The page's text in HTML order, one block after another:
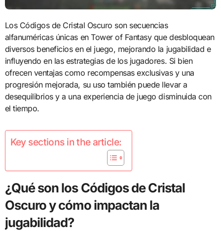
Los Códigos de Cristal Oscuro son secuencias
alfanuméricas únicas en Tower of Fantasy que desbloquean
diversos beneficios en el juego, mejorando la jugabilidad e
influyendo en las estrategias de los jugadores. Si bien
ofrecen ventajas como recompensas exclusivas y una
progresión mejorada, su uso también puede llevar a
desequilibrios y a una experiencia de juego disminuida con
el tiempo.
Key sections in the article:
¿Qué son los Códigos de Cristal
Oscuro y cómo impactan la
jugabilidad?